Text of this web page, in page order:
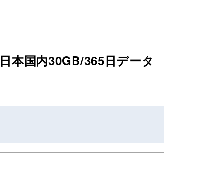
本国内30GB/365日データ